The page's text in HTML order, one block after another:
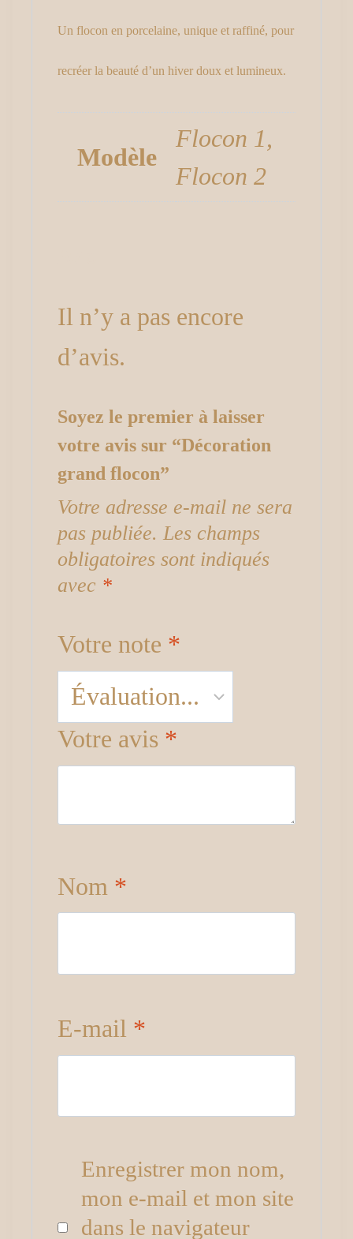
Un flocon en porcelaine, unique et raffiné, pour
recréer la beauté d’un hiver doux et lumineux.
Modèle
Flocon 1,
Flocon 2
Il n’y a pas encore
d’avis.
Soyez le premier à laisser
votre avis sur “Décoration
grand flocon”
Votre adresse e-mail ne sera
pas publiée. Les champs
obligatoires sont indiqués
avec *
Votre note *
Votre avis *
Nom *
E-mail *
Enregistrer mon nom,
mon e-mail et mon site
dans le navigateur